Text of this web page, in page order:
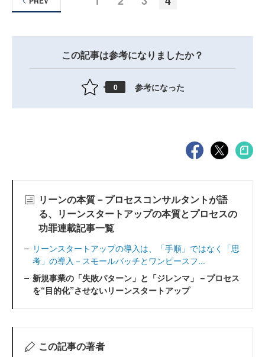
この記事は参考になりましたか？
0 参考になった
リーンの本質－プロセスコンサルタントが語
る、リーンスタートアップの本質とプロセスの
功罪連載記事一覧
リーンスタートアップの導入は、「手順」ではなく「思
考」の導入－スモールバッチとワンピースフ...
新規事業の「失敗パターン」と「ジレンマ」－プロセス
を“目的化”させないリーンスタートアップ
この記事の著者